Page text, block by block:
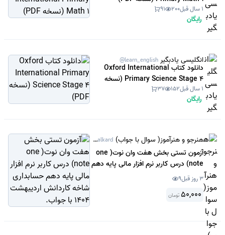
1 سال قبل 200
91
رایگان
انگلیسی یادبگیر @learn_english
دانلود کتاب Oxford International
Primary Science Stage 4 (نسخه
PDF)1 سال قبل 152
37
رایگان
هنرجو و هنرآموز( سوال با جواب) @Sanjeshamalkard
آزمون تستی بخش هفت وان نوت( one
note) درس کاربر نرم افزار مالی پایه دهم
حسابداری شاخه کاردانش اردیبهشت
3 روز قبل 9
50,000 تومان